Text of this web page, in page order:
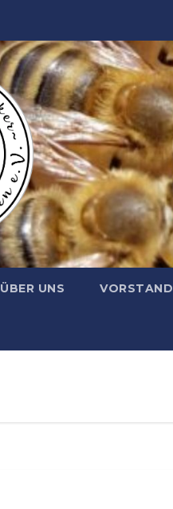
ÜBER UNS VORSTAND